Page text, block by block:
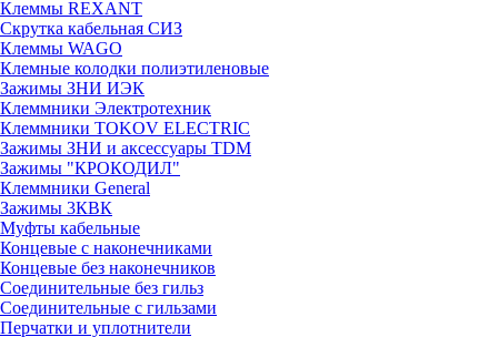
Клеммы REXANT
Скрутка кабельная СИЗ
Клеммы WAGO
Клемные колодки полиэтиленовые
Зажимы ЗНИ ИЭК
Клеммники Электротехник
Клеммники TOKOV ELECTRIC
Зажимы ЗНИ и аксессуары TDM
Зажимы "КРОКОДИЛ"
Клеммники General
Зажимы 3КВК
Муфты кабельные
Концевые с наконечниками
Концевые без наконечников
Соединительные без гильз
Соединительные с гильзами
Перчатки и уплотнители